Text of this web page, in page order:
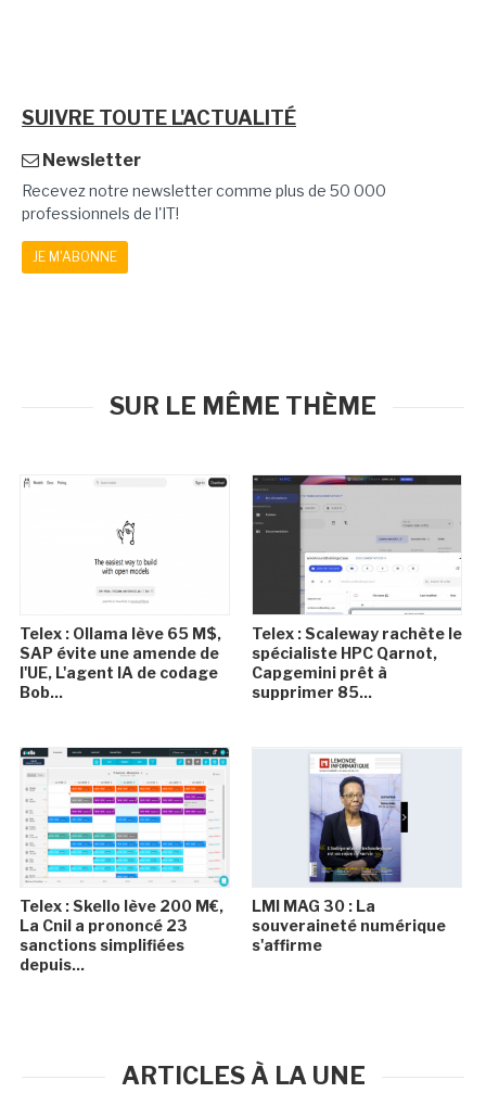
SUIVRE TOUTE L'ACTUALITÉ
Newsletter
Recevez notre newsletter comme plus de 50 000
professionnels de l'IT!
JE M'ABONNE
SUR LE MÊME THÈME
Telex : Ollama lève 65 M$,
SAP évite une amende de
l'UE, L'agent IA de codage
Bob...
Telex : Scaleway rachète le
spécialiste HPC Qarnot,
Capgemini prêt à
supprimer 85...
Telex : Skello lève 200 M€,
La Cnil a prononcé 23
sanctions simplifiées
depuis...
LMI MAG 30 : La
souveraineté numérique
s'affirme
ARTICLES À LA UNE